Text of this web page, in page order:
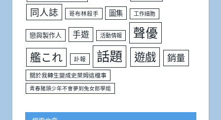
同人誌 哥布林殺手 圖集 工作細胞
戀與製作人 手遊 活動情報 聲優
艦これ 訃報 話題 遊戲 銷量
關於我轉生變成史萊姆這檔事
青春豬頭少年不會夢到兔女郎學姐